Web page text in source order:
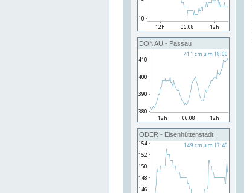
DONAU - Passau
ODER - Eisenhüttenstadt